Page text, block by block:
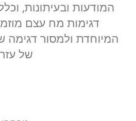
המודעות ובעיתונות,
דגימות מח עצם
המיוחדת ולמסור
של עזר